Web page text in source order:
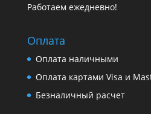
Работаем ежедневно!
Оплата
Оплата наличными
Оплата картами Visa и
Безналичный расчет